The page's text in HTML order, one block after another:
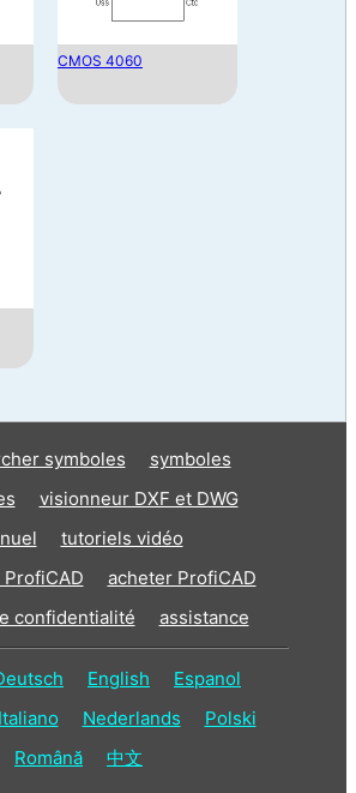
CMOS 4060
symboles
symboles
visionneur DXF et DWG
tutoriels vidéo
acheter ProfiCAD
confidentialité
assistance
English
Espanol
Italiano Nederlands
Polski
Română
中文